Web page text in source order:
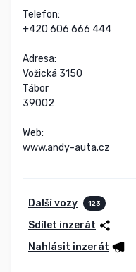
Telefon:
+420 606 666 444
Adresa:
Vožická 3150
Tábor
39002
Web:
www.andy-auta.cz
Další vozy 123
Sdílet inzerát
Nahlásit inzerát